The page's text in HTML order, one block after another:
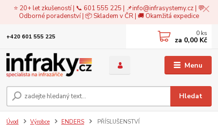
⭐ 20+ let zkušeností | 📞 601 555 225 | 📌info@infrasystemy.cz| 💬
Odborné poradenství | 📦 Skladem v ČR | 🚚 Okamžitá expedice
Menu
Hledat
+420 601 555 225 0 ks
za 0,00 Kč
Úvod Výrobce ENDERS PŘÍSLUŠENSTVÍ